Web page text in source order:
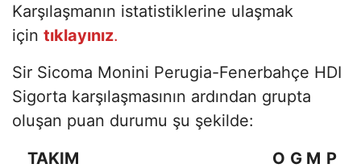
Karşılaşmanın istatistiklerine ulaşmak
için tıklayınız.
Sir Sicoma Monini Perugia-Fenerbahçe HDI
Sigorta karşılaşmasının ardından grupta
oluşan puan durumu şu şekilde:
TAKIM
O G M P